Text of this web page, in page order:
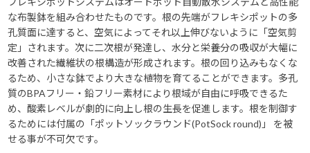
な布製鉢を組み合わせたものです。根の先端がフレキシポットの多
孔質面に達すると、空気によってそれ以上伸びないように「空気剪
定」されます。次に二次根が発達し、水分と栄養分の吸収が大幅に
改善された繊維状の根構造が形成されます。根の回り込みもなくな
るため、小さな鉢でより大きな植物を育てることができます。多孔
質のBPAフリー・鉛フリー素材により根域が自由に呼吸できるた
め、酸素レベルが劇的に向上し根の生長を促進します。根を制御す
るためには付属の「ポットソックラウンド(PotSock round)」 を被
せる事が不可欠です。